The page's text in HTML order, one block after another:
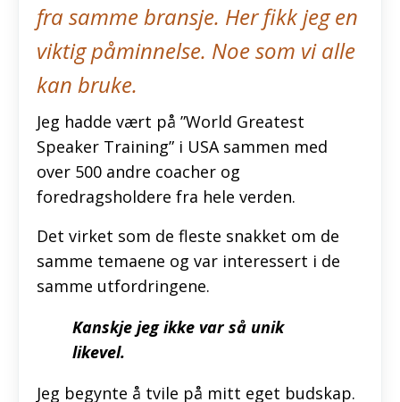
fra samme bransje. Her fikk jeg en
viktig påminnelse. Noe som vi alle
kan bruke.
Jeg hadde vært på ”World Greatest
Speaker Training” i USA sammen med
over 500 andre coacher og
foredragsholdere fra hele verden.
Det virket som de fleste snakket om de
samme temaene og var interessert i de
samme utfordringene.
Kanskje jeg ikke var så unik
likevel.
Jeg begynte å tvile på mitt eget budskap.